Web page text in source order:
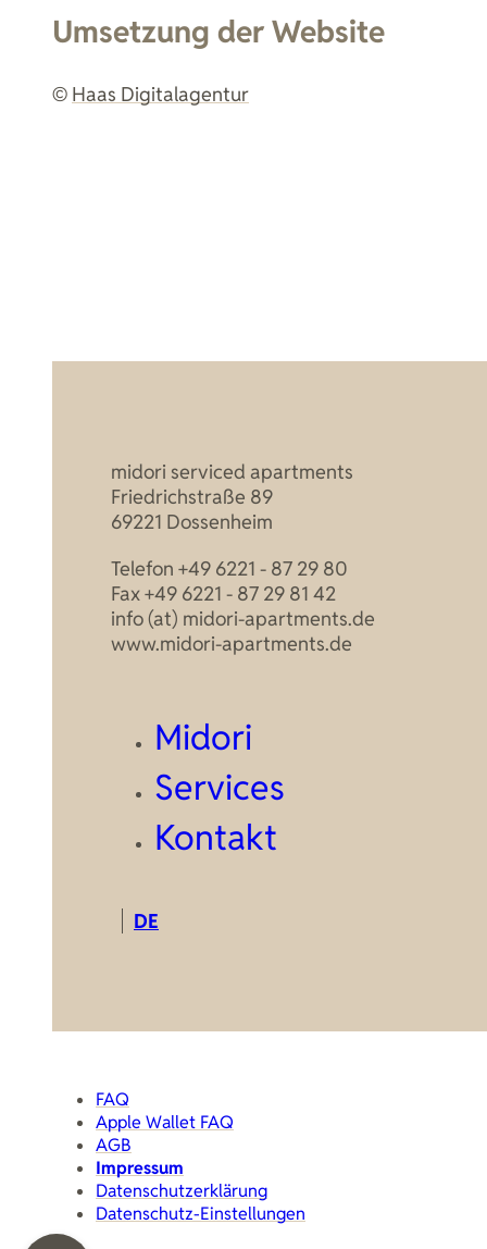
Umsetzung der Website
© Haas Digitalagentur
midori serviced apartments
Friedrichstraße 89
69221 Dossenheim
Telefon +49 6221 - 87 29 80
Fax +49 6221 - 87 29 81 42
info (at) midori-apartments.de
www.midori-apartments.de
Midori
Services
Kontakt
DE
FAQ
Apple Wallet FAQ
AGB
Impressum
Datenschutzerklärung
Datenschutz-Einstellungen